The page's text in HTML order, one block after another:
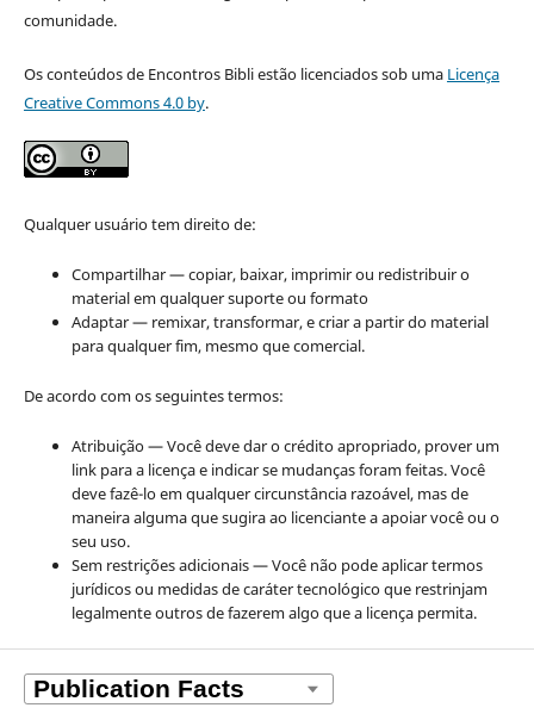
comunidade.
Os conteúdos de Encontros Bibli estão licenciados sob uma Licença
Creative Commons 4.0 by.
Qualquer usuário tem direito de:
Compartilhar — copiar, baixar, imprimir ou redistribuir o
material em qualquer suporte ou formato
Adaptar — remixar, transformar, e criar a partir do material
para qualquer fim, mesmo que comercial.
De acordo com os seguintes termos:
Atribuição — Você deve dar o crédito apropriado, prover um
link para a licença e indicar se mudanças foram feitas. Você
deve fazê-lo em qualquer circunstância razoável, mas de
maneira alguma que sugira ao licenciante a apoiar você ou o
seu uso.
Sem restrições adicionais — Você não pode aplicar termos
jurídicos ou medidas de caráter tecnológico que restrinjam
legalmente outros de fazerem algo que a licença permita.